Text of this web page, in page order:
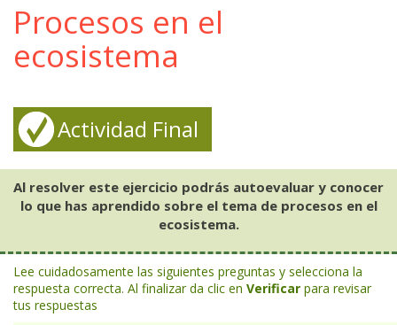
Procesos en el
ecosistema
Actividad Final
Al resolver este ejercicio podrás autoevaluar y conocer
lo que has aprendido sobre el tema de procesos en el
ecosistema.
Lee cuidadosamente las siguientes preguntas y selecciona la
respuesta correcta. Al finalizar da clic en Verificar para revisar
tus respuestas